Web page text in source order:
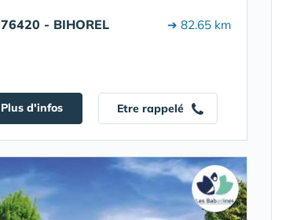
76420 - BIHOREL ➔ 82.65 km
Plus d'infos Etre rappelé